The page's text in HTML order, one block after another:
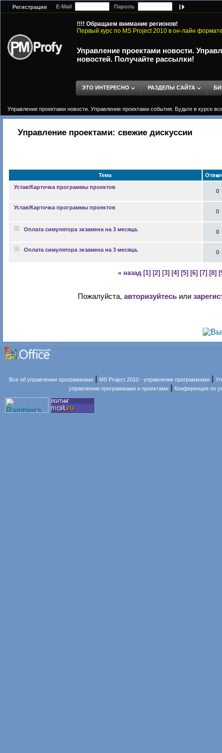
Регистрация E-Mail Пароль
!!!! Обращаем внимание регионов!
Первый курс по MS Project 2010 в он-лайн
Управление проектами новости.
новостей. Получайте рассылки!
ЭТО ИНТЕРЕСНО РАЗДЕЛЫ САЙТА
Управление проектами новости. Управление проектами события. Будьте в курсе
Управление проектами: свежие дискуссии
Тема
Устав/Карточка программы проектов
0
Устав/Карточка программы проектов
0
Оплата симулятора экзамена на 3 месяца. 0
Оплата симулятора экзамена на 3 месяца. 0
« назад [1] [2] [3] [4] [5] [6] [7] [8]
Пожалуйста,авторизуйтесь или
Все об управлении программами MS Project 2010 - управление программами
управлению программами и проектами
Конференция по